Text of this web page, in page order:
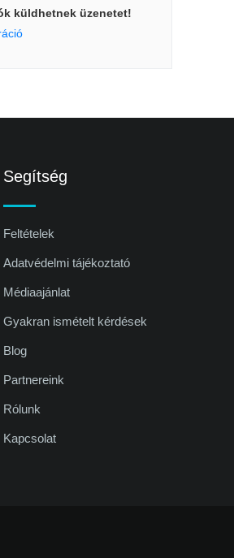
küldhetnek üzenetet!
Segítség
Feltételek
Adatvédelmi tájékoztató
Médiaajánlat
Gyakran ismételt kérdések
Blog
Partnereink
Rólunk
Kapcsolat